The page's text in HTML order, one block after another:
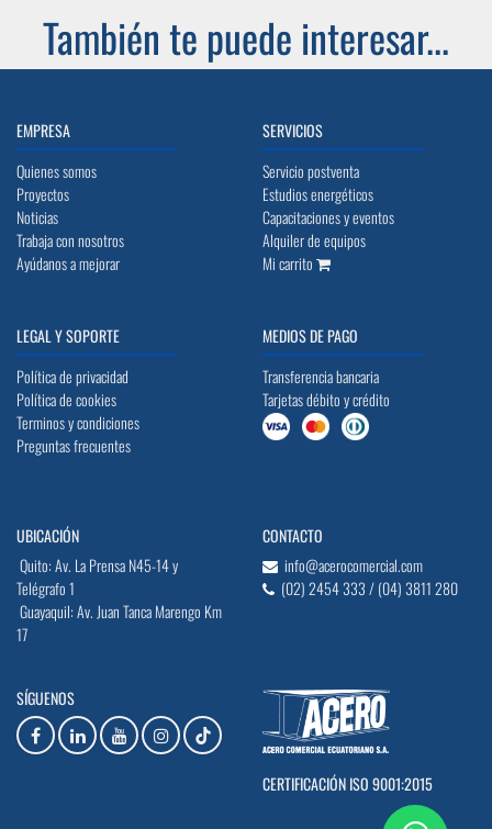
También te puede interesar...
EMPRESA
Quienes somos
Proyectos
Noticias
Trabaja con nosotros
Ayúdanos a mejorar
SERVICIOS
Servicio postventa
Estudios energéticos
Capacitaciones y eventos
Alquiler de equipos
Mi carrito
LEGAL Y SOPORTE
Política de privacidad
Política de cookies
Terminos y condiciones
Preguntas frecuentes
MEDIOS DE PAGO
Transferencia bancaria
Tarjetas débito y crédito
UBICACIÓN
Quito: Av. La Prensa N45-14 y
Telégrafo 1
Guayaquil: Av. Juan Tanca Marengo Km
17
CONTACTO
info@acerocomercial.com
(02) 2454 333 / (04) 3811 280
SÍGUENOS
CERTIFICACIÓN ISO 9001:2015